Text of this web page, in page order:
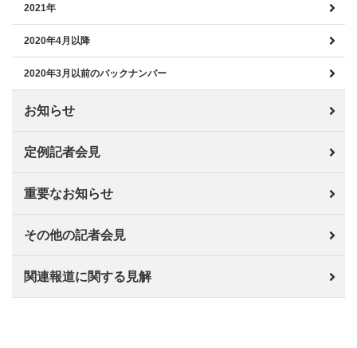
2021年
2020年4月以降
2020年3月以前のバックナンバー
お知らせ
定例記者会見
重要なお知らせ
その他の記者会見
関連報道に関する見解